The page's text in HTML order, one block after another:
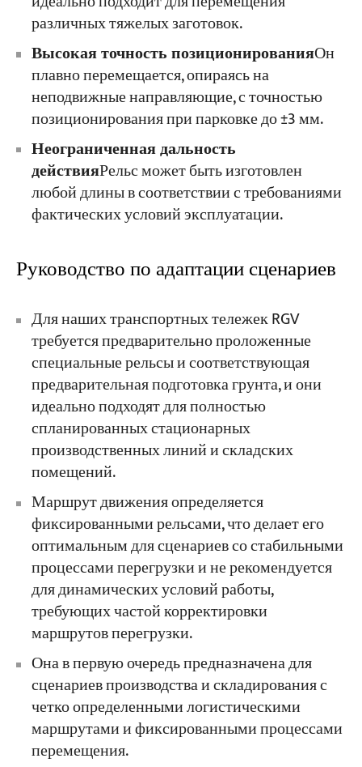
различных тяжелых заготовок.
Высокая точность позиционированияОн
плавно перемещается, опираясь на
неподвижные направляющие, с точностью
позиционирования при парковке до ±3 мм.
Неограниченная дальность
действияРельс может быть изготовлен
любой длины в соответствии с требованиями
фактических условий эксплуатации.
Руководство по адаптации сценариев
Для наших транспортных тележек RGV
требуется предварительно проложенные
специальные рельсы и соответствующая
предварительная подготовка грунта, и они
идеально подходят для полностью
спланированных стационарных
производственных линий и складских
помещений.
Маршрут движения определяется
фиксированными рельсами, что делает его
оптимальным для сценариев со стабильными
процессами перегрузки и не рекомендуется
для динамических условий работы,
требующих частой корректировки
маршрутов перегрузки.
Она в первую очередь предназначена для
сценариев производства и складирования с
четко определенными логистическими
маршрутами и фиксированными процессами
перемещения.